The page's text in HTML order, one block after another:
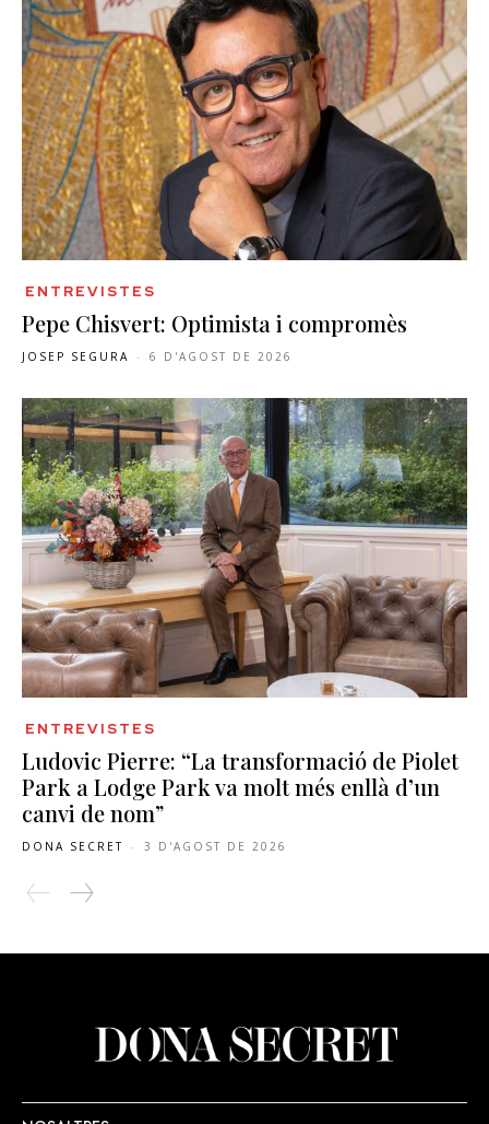
ENTREVISTES
Pepe Chisvert: Optimista i compromès
JOSEP SEGURA - 6 D'AGOST DE 2026
ENTREVISTES
Ludovic Pierre: “La transformació de Piolet
Park a Lodge Park va molt més enllà d’un
canvi de nom”
DONA SECRET - 3 D'AGOST DE 2026